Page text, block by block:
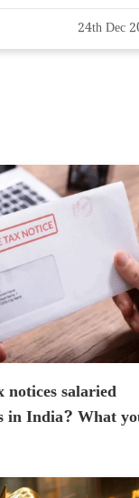
24th Dec
notices salaried
in India? What